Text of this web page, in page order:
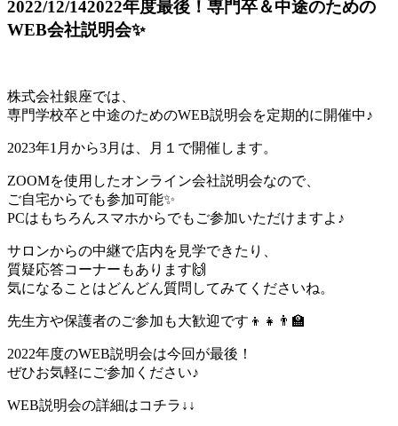
2022/12/142022年度最後！専門卒＆中途のための
WEB会社説明会✨
株式会社銀座では、
専門学校卒と中途のためのWEB説明会を定期的に開催中♪
2023年1月から3月は、月１で開催します。
ZOOMを使用したオンライン会社説明会なので、
ご自宅からでも参加可能✨
PCはもちろんスマホからでもご参加いただけますよ♪
サロンからの中継で店内を見学できたり、
質疑応答コーナーもあります🙌
気になることはどんどん質問してみてくださいね。
先生方や保護者のご参加も大歓迎です👦👧👨‍🏫
2022年度のWEB説明会は今回が最後！
ぜひお気軽にご参加ください♪
WEB説明会の詳細はコチラ↓↓